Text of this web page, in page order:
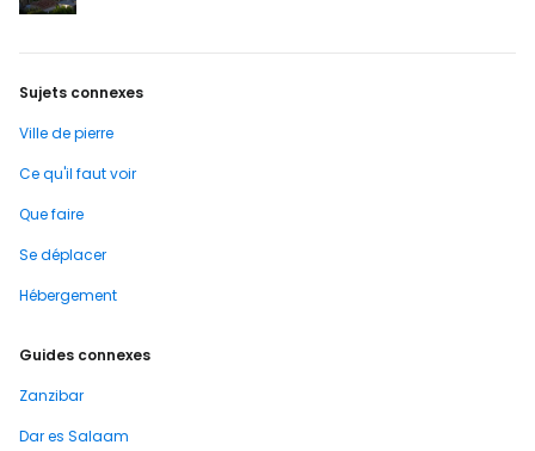
Sujets connexes
Ville de pierre
Ce qu'il faut voir
Que faire
Se déplacer
Hébergement
Guides connexes
Zanzibar
Dar es Salaam